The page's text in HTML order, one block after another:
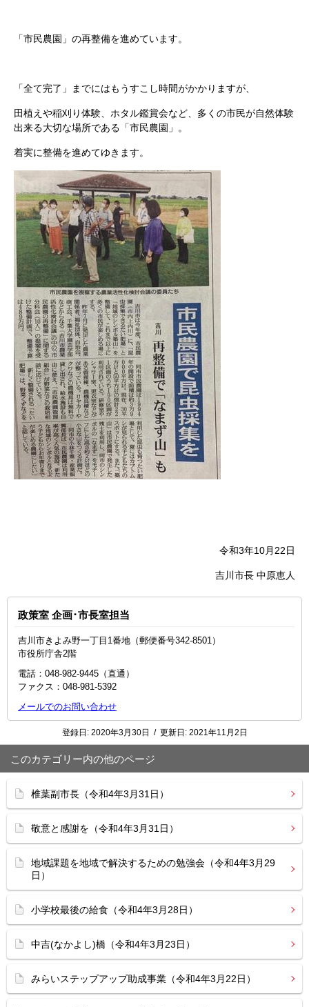
「市民農園」の再整備を進めています。
「全て完了」までにはもうすこし時間がかかりますが、
田植えや稲刈り体験、ホタル鑑賞会など、多くの市民が自然体験
出来る大切な場所である「市民農園」。
着実に整備を進めてゆきます。
令和3年10月22日
吉川市長 中原恵人
政策室 企画･市長室担当
吉川市きよみ野一丁目1番地（郵便番号342-8501）
市役所庁舎2階
電話：048‐982‐9445（直通）
ファクス：048-981-5392
メールでのお問い合わせ
登録日: 2020年3月30日 / 更新日: 2021年11月2日
このカテゴリー内の他のページ
椎葉副市長（令和4年3月31日）
敬意と感謝を（令和4年3月31日）
地域課題を地域で解決するための勉強会（令和4年3月29
日）
小学校最後の給食（令和4年3月28日）
中吉(なかよし)橋（令和4年3月23日）
みらいステップアップ助成事業（令和4年3月22日）